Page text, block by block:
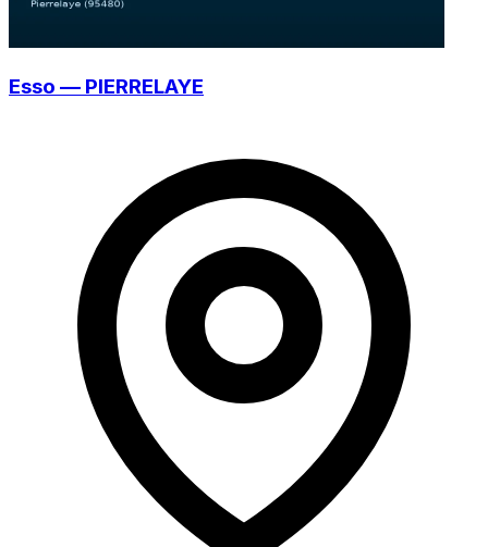
Esso — PIERRELAYE